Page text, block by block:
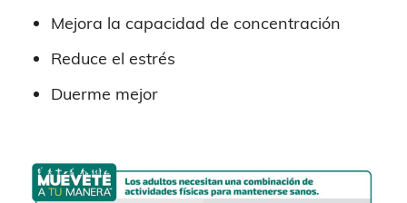
Mejora la capacidad de concentración
Reduce el estrés
Duerme mejor